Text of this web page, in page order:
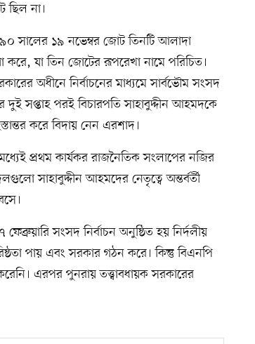
না।
সালের ১৯ নভেম্বর জোট তিনটি আলাদা
যা তিন জোটের রূপরেখা নামে পরিচিত।
অধীনে নির্বাচনের মাধ্যমে সার্বভৌম সংসদ
সপ্তাহ পরই বিচারপতি সাহাবুদ্দীন আহমদকে
করে বিদায় নেন এরশাদ।
প্রথম কার্যকর রাজনৈতিক সংলাপের নজির
সাহাবুদ্দীন আহমদের নেতৃত্বে অন্তর্বর্তী
সংসদ নির্বাচন অনুষ্ঠিত হয় নির্দলীয়
পায় এবং সরকার গঠন করে। কিন্তু বিএনপি
এরপর পুনরায় তত্ত্বাবধায়ক সরকারের